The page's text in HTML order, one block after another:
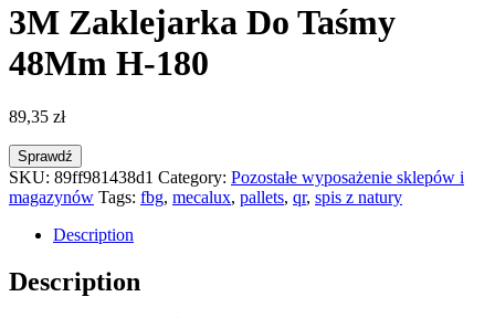
3M Zaklejarka Do Taśmy
48Mm H-180
89,35 zł
Sprawdź
SKU: 89ff981438d1 Category: Pozostałe wyposażenie sklepów i
magazynów Tags: fbg, mecalux, pallets, qr, spis z natury
Description
Description